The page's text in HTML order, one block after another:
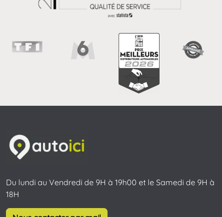
Du lundi au Vendredi de 9H à 19h00 et le Samedi de 9H à
18H